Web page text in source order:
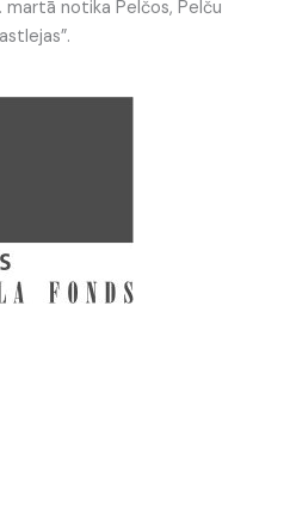
martā notika Pelčos, Pelču